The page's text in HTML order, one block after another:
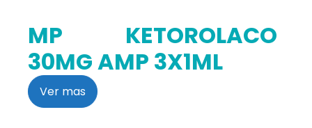
MP KETOROLACO
30MG AMP 3X1ML
Ver mas